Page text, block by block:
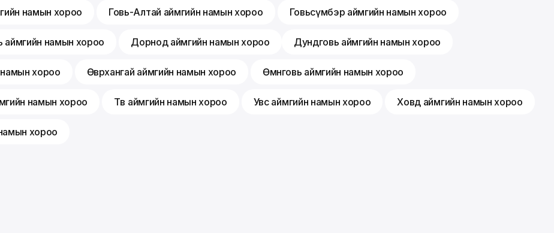
намын хороо Говь-Алтай аймгийн намын хороо Говьсүмбэр аймгийн намын хороо
аймгийн намын хороо Дорнод аймгийн намын хороо Дундговь аймгийн намын хороо
хороо Өвөрхангай аймгийн намын хороо Өмнөговь аймгийн намын хороо
намын хороо Төв аймгийн намын хороо Увс аймгийн намын хороо Ховд аймгийн намын хороо
хороо